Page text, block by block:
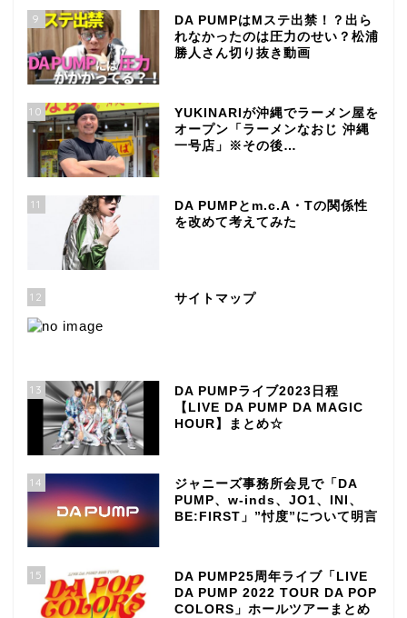
9
DA PUMPはMステ出禁！？出ら
れなかったのは圧力のせい？松浦
勝人さん切り抜き動画
10
YUKINARIが沖縄でラーメン屋を
オープン「ラーメンなおじ 沖縄
一号店」※その後…
11
DA PUMPとm.c.A・Tの関係性
を改めて考えてみた
12 サイトマップ
13
DA PUMPライブ2023日程
【LIVE DA PUMP DA MAGIC
HOUR】まとめ☆
14
ジャニーズ事務所会見で「DA
PUMP、w-inds、JO1、INI、
BE:FIRST」”忖度”について明言
15
DA PUMP25周年ライブ「LIVE
DA PUMP 2022 TOUR DA POP
COLORS」ホールツアーまとめ